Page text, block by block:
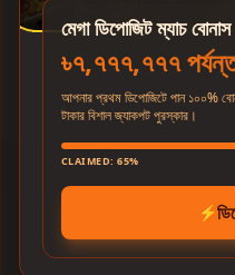
মেগা ডিপোজিট ম্যাচ বোনাস
৳৭,৭৭৭,৭৭৭
আপনার প্রথম ডিপোজিটে পান ১০০%
টাকার বিশাল জ্যাকপট পুরস্কার।
CLAIMED: 65%
⚡